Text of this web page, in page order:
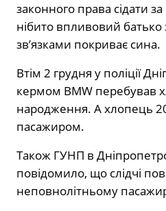
законного права сідати
нібито впливовий
зв’язками покриває сина.
Втім 2 грудня у поліції
кермом BMW перебував
народження. А хлопець
пасажиром.
Також ГУНП в
повідомило, що слідчі
неповнолітньому